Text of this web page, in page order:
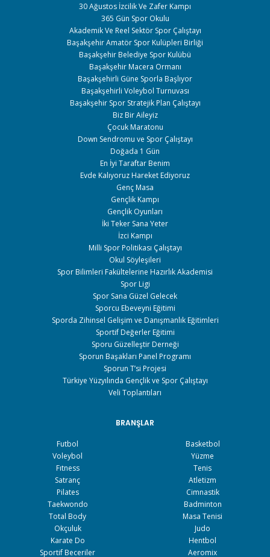
30 Ağustos İzcilik Ve Zafer Kampı
365 Gün Spor Okulu
Akademik Ve Reel Sektör Spor Çalıştayı
Başakşehir Amatör Spor Kulüpleri Birliği
Başakşehir Belediye Spor Kulübü
Başakşehir Macera Ormanı
Başakşehirli Güne Sporla Başlıyor
Başakşehirli Voleybol Turnuvası
Başakşehir Spor Stratejik Plan Çalıştayı
Biz Bir Aileyiz
Çocuk Maratonu
Down Sendromu ve Spor Çalıştayı
Doğada 1 Gün
En İyi Taraftar Benim
Evde Kalıyoruz Hareket Ediyoruz
Genç Masa
Gençlik Kampı
Gençlik Oyunları
İki Teker Sana Yeter
İzci Kampı
Milli Spor Politikası Çalıştayı
Okul Söyleşileri
Spor Bilimleri Fakültelerine Hazırlık Akademisi
Spor Ligi
Spor Sana Güzel Gelecek
Sporcu Ebeveyni Eğitimi
Sporda Zihinsel Gelişim ve Danışmanlık Eğitimleri
Sportif Değerler Eğitimi
Sporu Güzelleştir Derneği
Sporun Başakları Panel Programı
Sporun T’si Projesi
Türkiye Yüzyılında Gençlik ve Spor Çalıştayı
Veli Toplantıları
BRANŞLAR
Futbol
Basketbol
Voleybol
Yüzme
Fıtness
Tenis
Satranç
Atletizm
Pilates
Cimnastik
Taekwondo
Badminton
Total Body
Masa Tenisi
Okçuluk
Judo
Karate Do
Hentbol
Sportif Beceriler
Aeromix